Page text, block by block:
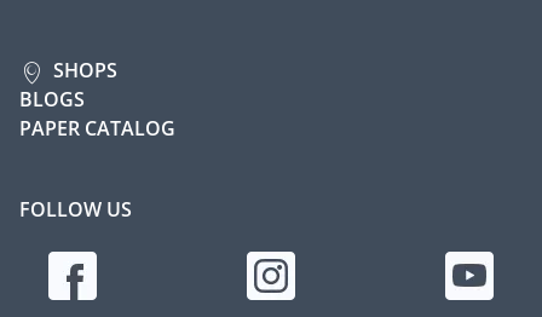
SHOPS
BLOGS
PAPER CATALOG
FOLLOW US